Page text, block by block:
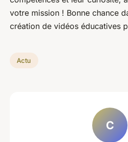
votre mission ! Bonne chance
création de vidéos éducatives
Actu
C